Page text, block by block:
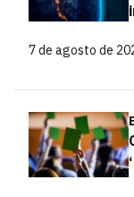
7 de agosto de